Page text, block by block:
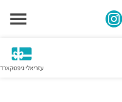
עזריאלי גיפטקארד